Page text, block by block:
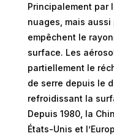
Principalement par
nuages, mais
empêchent le
surface. Les
partiellement le
de serre depuis le
refroidissant la
Depuis 1980, la
États-Unis et